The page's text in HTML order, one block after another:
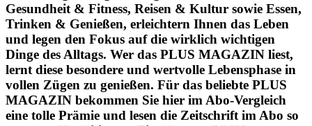
Gesundheit & Fitness, Reisen & Kultur sowie Essen,
Trinken & Genießen, erleichtern Ihnen das Leben
und legen den Fokus auf die wirklich wichtigen
Dinge des Alltags. Wer das PLUS MAGAZIN liest,
lernt diese besondere und wertvolle Lebensphase in
vollen Zügen zu genießen. Für das beliebte PLUS
MAGAZIN bekommen Sie hier im Abo-Vergleich
eine tolle Prämie und lesen die Zeitschrift im Abo so